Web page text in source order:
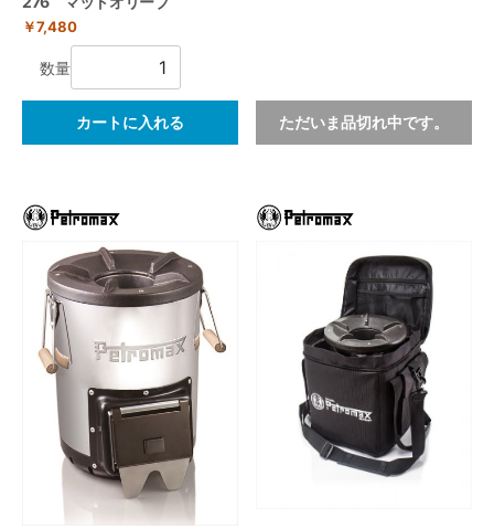
￥7,480
数量
カートに入れる ただいま品切れ中です。